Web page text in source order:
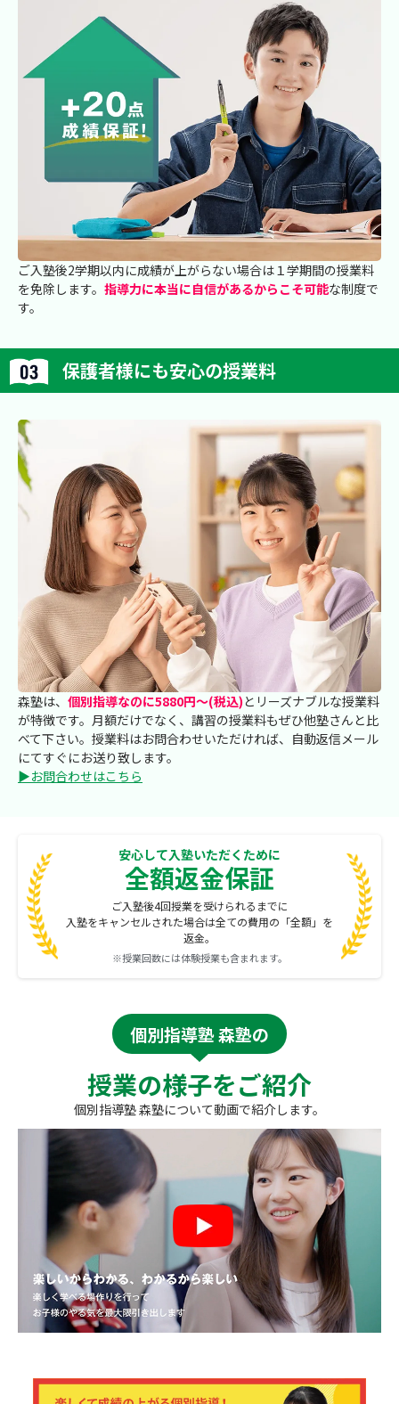
ご入塾後2学期以内に成績が上がらない場合は１学期間の授業料
を免除します。 指導力に本当に自信があるからこそ可能な制度で
す。
保護者様にも安心の授業料
森塾は、 個別指導なのに5880円～(税込)とリーズナブルな授業料
が特徴です。月額だけでなく、講習の授業料もぜひ他塾さんと比
べて下さい。授業料はお問合わせいただければ、自動返信メール
にてすぐにお送り致します。
▶お問合わせはこちら
安心して入塾いただくために
全額返金保証
ご入塾後4回授業を受けられるまでに
入塾をキャンセルされた場合は全ての費用の「全額」を
返金。
※授業回数には体験授業も含まれます。
個別指導塾 森塾の
授業の様子をご紹介
個別指導塾 森塾について動画で紹介します。